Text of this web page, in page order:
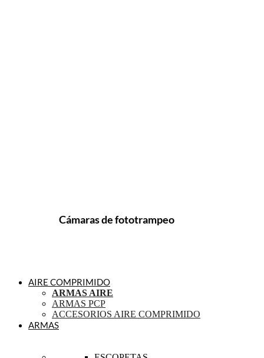
Cámaras de fototrampeo
AIRE COMPRIMIDO
ARMAS AIRE
ARMAS PCP
ACCESORIOS AIRE COMPRIMIDO
ARMAS